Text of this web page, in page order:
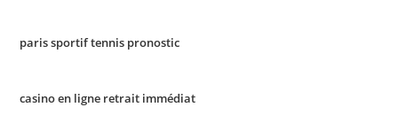
paris sportif tennis pronostic
casino en ligne retrait immédiat